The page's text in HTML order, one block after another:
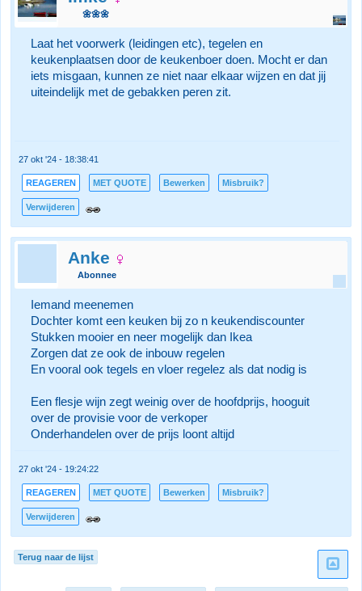
🌼🌼🌼
Laat het voorwerk (leidingen etc), tegelen en
keukenplaatsen door de keukenboer doen. Mocht er dan
iets misgaan, kunnen ze niet naar elkaar wijzen en dat jij
uiteindelijk met de gebakken peren zit.
27 okt '24 - 18:38:41
REAGEREN MET QUOTE Bewerken Misbruik?
Verwijderen
Anke
Abonnee
Iemand meenemen
Dochter komt een keuken bij zo n keukendiscounter
Stukken mooier en neer mogelijk dan Ikea
Zorgen dat ze ook de inbouw regelen
En vooral ook tegels en vloer regelez als dat nodig is
Een flesje wijn zegt weinig over de hoofdprijs, hooguit
over de provisie voor de verkoper
Onderhandelen over de prijs loont altijd
27 okt '24 - 19:24:22
REAGEREN MET QUOTE Bewerken Misbruik?
Verwijderen
Terug naar de lijst